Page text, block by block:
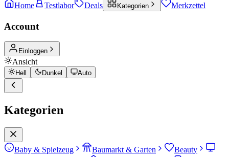
Home Testlabor Deals Kategorien Merkzettel
Account
Einloggen
Ansicht
Hell Dunkel Auto
Kategorien
Baby & Spielzeug Baumarkt & Garten
Beauty